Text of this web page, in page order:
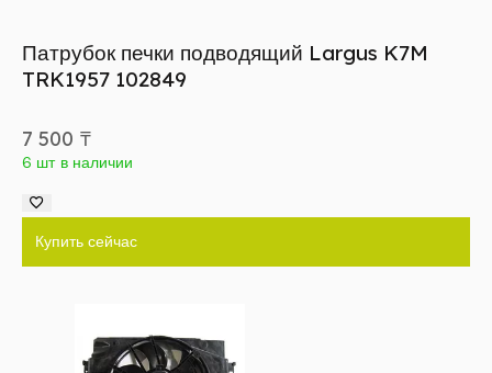
Патрубок печки подводящий Largus K7M
TRK1957 102849
7 500 ₸
6 шт в наличии
Купить сейчас